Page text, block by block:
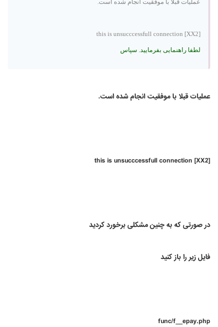
عمليات قبلا با موفقيت انجام شده است.
this is unsucccessfull connection [XX2]
لطفا راهنمایی بفرمایید. سپاس
عمليات قبلا با موفقيت انجام شده است.
this is unsucccessfull connection [XX2]
در صورتی که به چنین مشکلی برخورد کردید
فایل زیر را باز کنید
func/f__epay.php